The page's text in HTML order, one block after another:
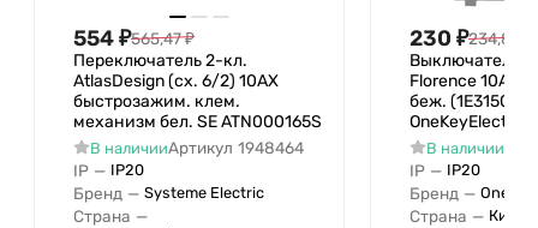
Беспроводная локальная
сеть
С полем для надписи
Функция подсветки
Количество модулей
(модульная система)
Минимальная глубина
554₽565,47₽
Переключатель 2-кл.
AtlasDesign (сх. 6/2) 10AX
быстрозажим. клем.
механизм бел. SE ATN000165S
В наличииАртикул 1948464
IP — IP20
Бренд — Systeme Electric
Страна —
230 ₽234,85
Выключатель
Florence 10А
беж.
OneKeyElectro
В наличии
IP — IP20
Бренд —
Страна — Китай